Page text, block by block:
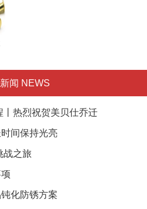
闻 NEWS
热烈祝贺美贝仕乔迁
间保持光亮
战之旅
化防锈方案